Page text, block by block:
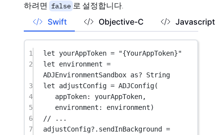
하려면 false 로 설정합니다.
Swift Objective-C Javascript
1 let yourAppToken =
"{YourAppToken}"
2
let environment =
ADJEnvironmentSandbox as?
String
3
let adjustConfig = ADJConfig(
4
appToken: yourAppToken,
5
environment : environment)
6
// ...
7
adjustConfig? .sendInBackground =